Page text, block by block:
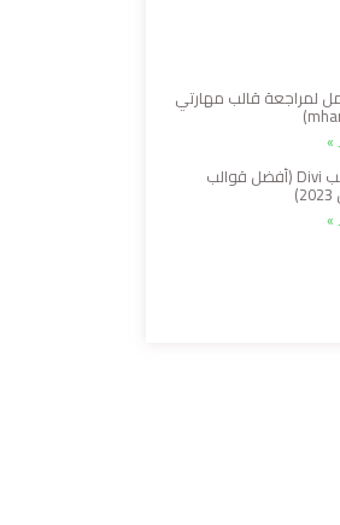
لمراجعة قالب مهارتي
»
مراجعة قالب Divi (أفضل قوالب
»